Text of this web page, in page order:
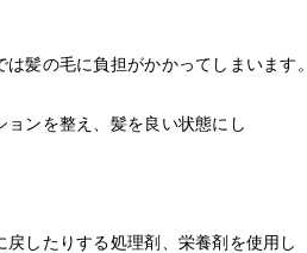
髪の毛に負担がかかってしまいます。
ンを整え、髪を良い状態にし
したりする処理剤、栄養剤を使用し